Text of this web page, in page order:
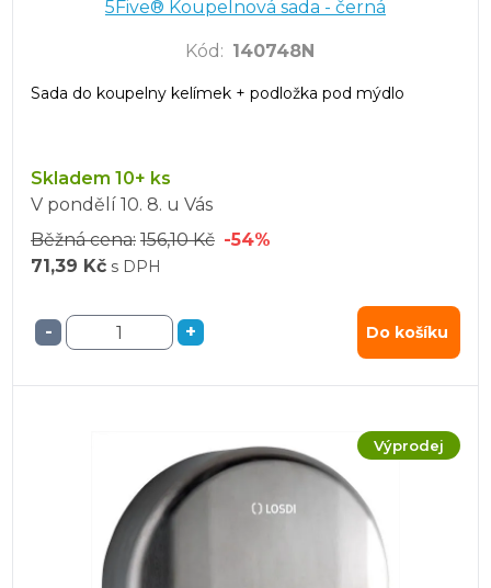
5Five® Koupelnová sada - černá
Kód : 140748N
Sada do koupelny kelímek + podložka pod mýdlo
Skladem 10+ ks
V pondělí 10. 8. u Vás
Běžná cena: 156,10 Kč -54%
71,39 Kč s DPH
- + Do košíku
Výprodej